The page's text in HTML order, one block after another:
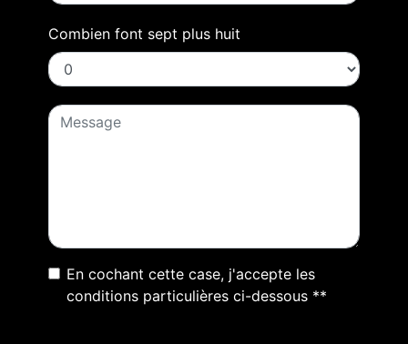
Combien font sept plus huit
En cochant cette case, j'accepte les
conditions particulières ci-dessous **